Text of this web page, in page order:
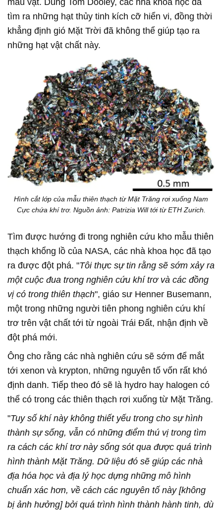
mẫu vật. Dùng Tom Dooley, các nhà khoa học đã
tìm ra những hạt thủy tinh kích cỡ hiển vi, đồng thời
khẳng định gió Mặt Trời đã không thể giúp tạo ra
những hạt vật chất này.
Hình cắt lớp của mẫu thiên thạch từ Mặt Trăng rơi xuống Nam
Cực chứa khí trơ. Nguồn ảnh: Patrizia Will tới từ ETH Zurich.
Tìm được hướng đi trong nghiên cứu kho mẫu thiên
thạch khổng lồ của NASA, các nhà khoa học đã tạo
ra được đột phá. "Tôi thực sự tin rằng sẽ sớm xảy ra
một cuộc đua trong nghiên cứu khí trơ và các đồng
vị có trong thiên thạch", giáo sư Henner Busemann,
một trong những người tiên phong nghiên cứu khí
trơ trên vật chất tới từ ngoài Trái Đất, nhận định về
đột phá mới.
Ông cho rằng các nhà nghiên cứu sẽ sớm để mắt
tới xenon và krypton, những nguyên tố vốn rất khó
định danh. Tiếp theo đó sẽ là hydro hay halogen có
thể có trong các thiên thạch rơi xuống từ Mặt Trăng.
"Tuy số khí này không thiết yếu trong cho sự hình
thành sự sống, vẫn có những điểm thú vị trong tìm
ra cách các khí trơ này sống sót qua được quá trình
hình thành Mặt Trăng. Dữ liệu đó sẽ giúp các nhà
địa hóa học và địa lý học dựng những mô hình
chuẩn xác hơn, về cách các nguyên tố này [không
bị ảnh hưởng] bởi quá trình hình thành hành tinh, dù